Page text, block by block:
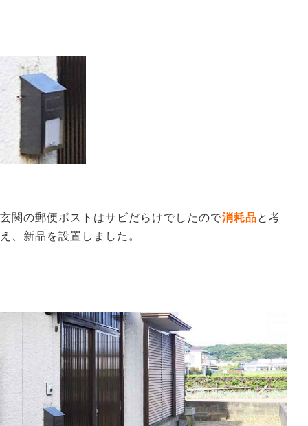
玄関の郵便ポストはサビだらけでしたので消耗品と考
え、新品を設置しました。